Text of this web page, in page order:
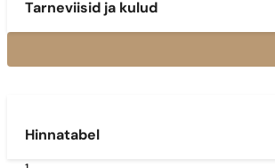
Tarneviisid ja kulud
Hinnatabel